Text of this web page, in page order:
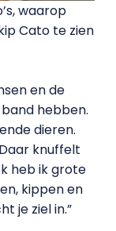
waarop
Cato te zien
en de
hebben.
dieren.
knuffelt
heb ik grote
kippen en
je ziel in.”